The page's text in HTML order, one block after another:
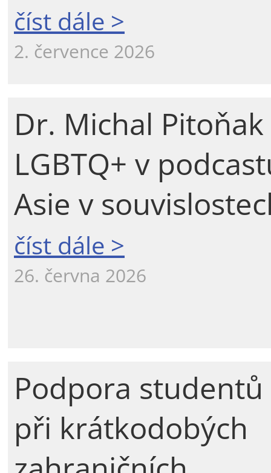
číst dále >
2. července 2026
Dr. Michal
LGBTQ+ v
Asie v
číst dále >
26. června 2026
Podpora studentů
při krátkodobých